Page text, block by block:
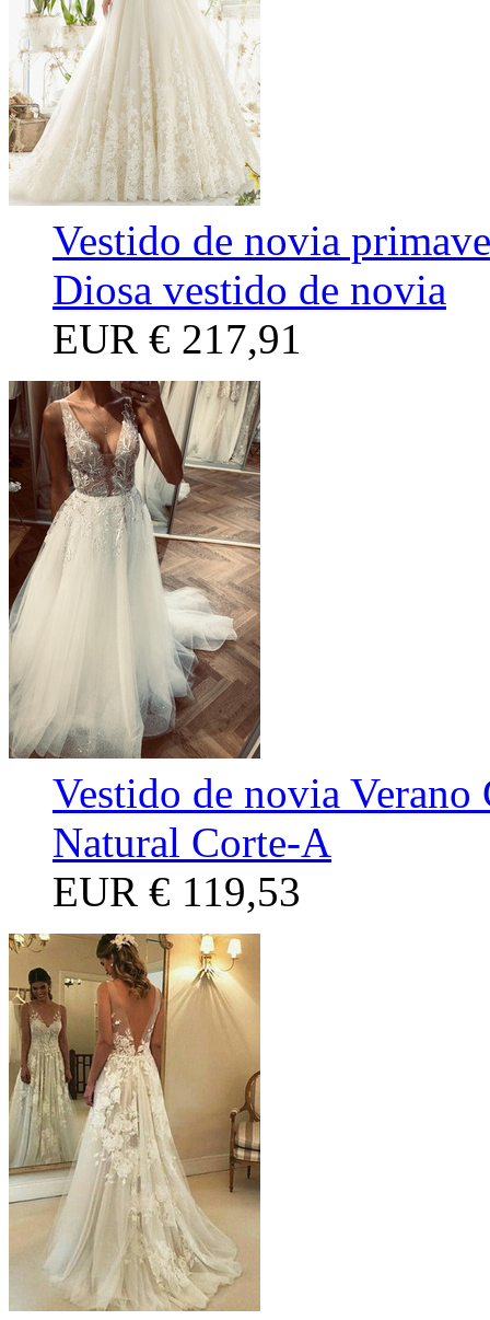
Vestido de novia
Diosa vestido de novia
EUR € 217,91
Vestido de novia
Natural Corte-A
EUR € 119,53